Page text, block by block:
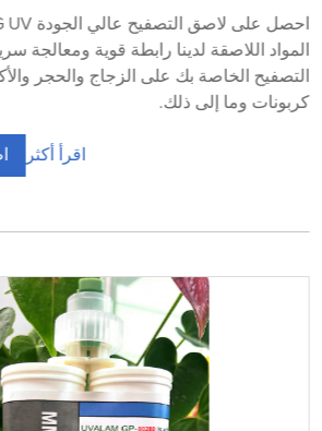
المواد اللاصقة لدينا رابطة قوية ومعالجة
التصفيح الخاصة بك على الزجاج والحجر
كربونات وما إلى ذلك.
اقرأ أكثر